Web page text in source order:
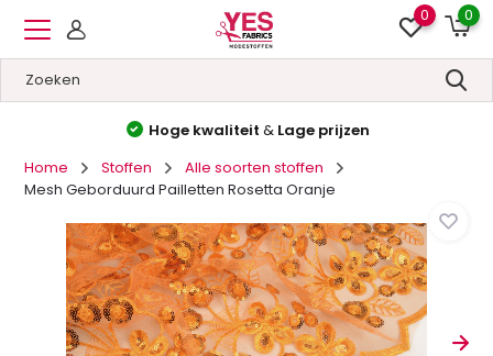
0 0
Hoge kwaliteit & Lage prijzen
Home
Stoffen
Alle soorten stoffen
Mesh Geborduurd Pailletten Rosetta Oranje